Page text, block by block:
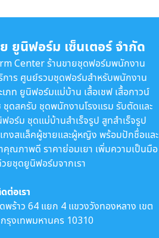
ยูนิฟอร์ม เซ็นเตอร์ จำกัด
Center ร้านขายชุดฟอร์มพนักงาน
การ ศูนย์รวมชุดฟอร์มสำหรับพนักงาน
ภท ยูนิฟอร์มแม่บ้าน เสื้อเชฟ เสื้อกาวน์
ชุดสครับ ชุดพนักงานโรงแรม รับตัดและ
อร์ม ชุดแม่บ้านสำเร็จรูป สูทสำเร็จรูป
กงสแล็คผู้ชายและผู้หญิง พร้อมปักชื่อและ
คุณภาพดี ราคาย่อมเยา เพิ่มความเป็นมือ
ยชุดยูนิฟอร์มจากเรา
ต่อเรา
พร้าว 64 แยก 4 แขวงวังทองหลาง เขต
รุงเทพมหานคร 10310